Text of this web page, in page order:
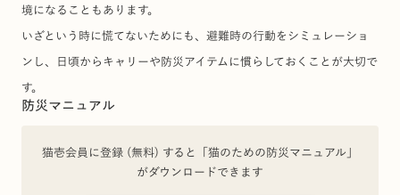
境になることもあります。
いざという時に慌てないためにも、避難時の行動をシミュレーショ
ンし、日頃からキャリーや防災アイテムに慣らしておくことが大切で
す。
防災マニュアル
猫壱会員に登録 (無料) すると「猫のための防災マニュアル」
がダウンロードできます